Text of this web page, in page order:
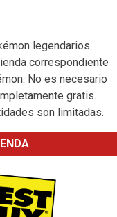
legendarios
correspondiente
No es necesario
gratis.
son limitadas.